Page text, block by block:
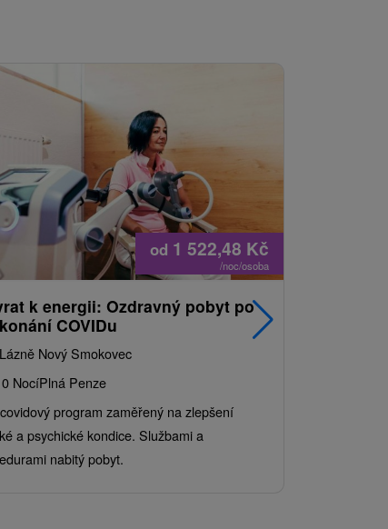
od 1 522,48 Kč
/noc/osoba
k energii: Ozdravný pobyt po
COVIDu
Lázně Nový Smokovec
NocíPlná Penze
program zaměřený na zlepšení
a psychické kondice. Službami a
nabitý pobyt.